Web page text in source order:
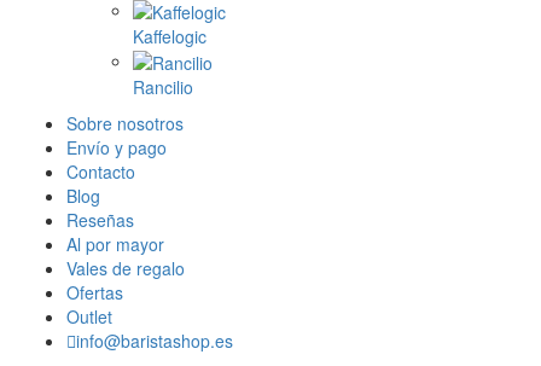
Kaffelogic
Rancilio
Sobre nosotros
Envío y pago
Contacto
Blog
Reseñas
Al por mayor
Vales de regalo
Ofertas
Outlet
info@baristashop.es